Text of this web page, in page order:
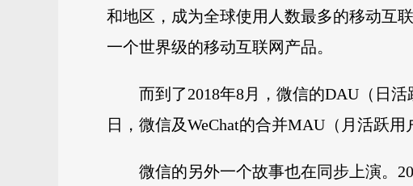
和地区，成为全球使用人数最多的移动互
一个世界级的移动互联网产品。
而到了2018年8月，微信的DAU（日
日，微信及WeChat的合并MAU（月活跃用
微信的另外一个故事也在同步上演。